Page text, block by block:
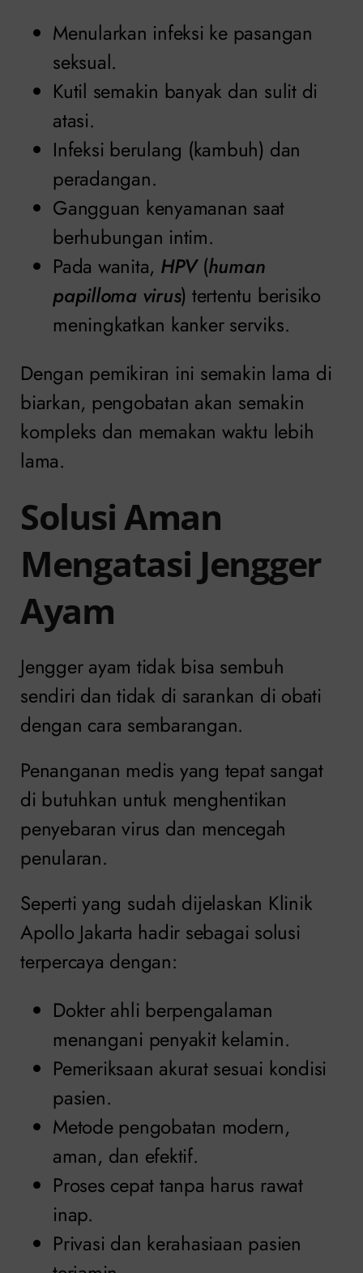
Menularkan infeksi ke pasangan
seksual.
Kutil semakin banyak dan sulit di
atasi.
Infeksi berulang (kambuh) dan
peradangan.
Gangguan kenyamanan saat
berhubungan intim.
Pada wanita, HPV(human
papilloma virus) tertentu berisiko
meningkatkan kanker serviks.
Dengan pemikiran ini semakin lama di
biarkan, pengobatan akan semakin
kompleks dan memakan waktu lebih
lama.
Solusi Aman
Mengatasi Jengger
Ayam
Jengger ayam tidak bisa sembuh
sendiri dan tidak di sarankan di obati
dengan cara sembarangan.
Penanganan medis yang tepat sangat
di butuhkan untuk menghentikan
penyebaran virus dan mencegah
penularan.
Seperti yang sudah dijelaskan Klinik
Apollo Jakarta hadir sebagai solusi
terpercaya dengan:
Dokter ahli berpengalaman
menangani penyakit kelamin.
Pemeriksaan akurat sesuai kondisi
pasien.
Metode pengobatan modern,
aman, dan efektif.
Proses cepat tanpa harus rawat
inap.
Privasi dan kerahasiaan pasien